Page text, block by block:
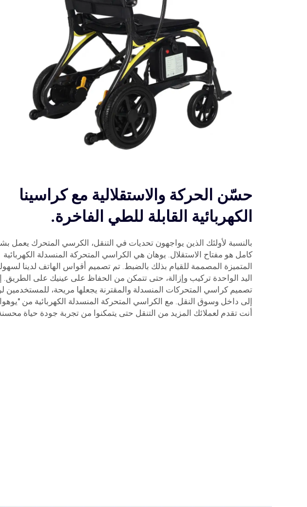
حسّن الحركة والاستقلالية مع كراسينا
الكهربائية القابلة للطي الفاخرة.
بالنسبة لأولئك الذين يواجهون تحديات في التنقل، الكرسي المتحرك يعمل
كامل هو مفتاح الاستقلال. يوهان هي الكراسي المتحركة المنسدلة الكهربائية
المتميزة المصممة للقيام بذلك بالضبط. تم تصميم أقواس الهاتف لدينا
اليد الواحدة تركيب وإزالة، حتى تتمكن من الحفاظ على عينيك على الطريق.
تصميم كراسي المتحركات المنسدلة والمقترنة يجعلها مريحة، للمستخدمين
إلى داخل وسوق النقل. مع الكراسي المتحركة المنسدلة الكهربائية من
أنت تقدم لعملائك المزيد من التنقل حتى يتمكنوا من تجربة جودة حياة